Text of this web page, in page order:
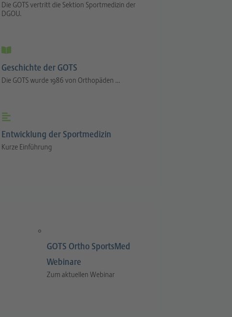
Die GOTS vertritt die Sektion Sportmedizin der
DGOU.
Geschichte der GOTS
Die GOTS wurde 1986 von Orthopäden …
Entwicklung der Sportmedizin
Kurze Einführung
GOTS Ortho SportsMed
Webinare
Zum aktuellen Webinar